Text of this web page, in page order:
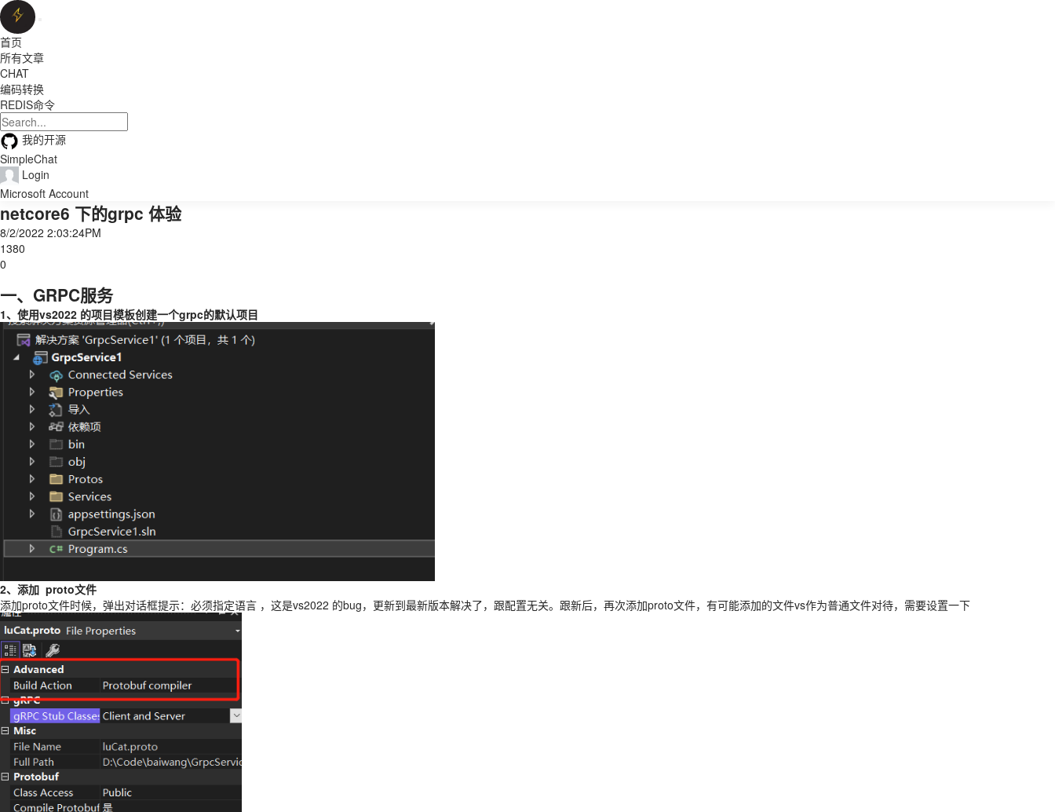
首页
所有文章
CHAT
编码转换
REDIS命令
我的开源
SimpleChat
Login
Microsoft Account
netcore6 下的grpc 体验
8/2/2022 2:03:24PM
1380
0
一、GRPC服务
1、使用vs2022 的项目模板创建一个grpc的默认项目
2、添加 proto文件
添加proto文件时候，弹出对话框提示：必须指定语言 ，这是vs2022 的bug，更新到最新版本解决了，跟配置无关。跟新后，再次添加proto文件，有可能添加的文件vs作为普通文件对待，需要设置一下